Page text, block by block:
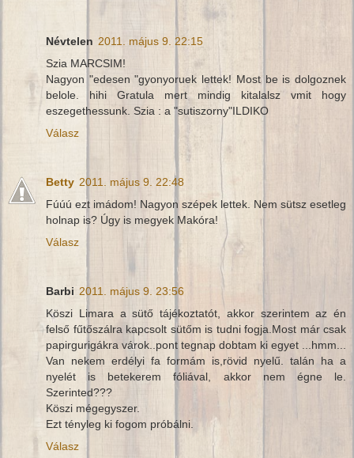
Névtelen 2011. május 9. 22:15
Szia MARCSIM!
Nagyon "edesen "gyonyoruek lettek! Most be is dolgoznek
belole. hihi Gratula mert mindig kitalalsz vmit hogy
eszegethessunk. Szia : a "sutiszorny"ILDIKO
Válasz
Betty 2011. május 9. 22:48
Fúúú ezt imádom! Nagyon szépek lettek. Nem sütsz esetleg
holnap is? Úgy is megyek Makóra!
Válasz
Barbi 2011. május 9. 23:56
Köszi Limara a sütő tájékoztatót, akkor szerintem az én
felső fűtőszálra kapcsolt sütőm is tudni fogja.Most már csak
papirgurigákra várok..pont tegnap dobtam ki egyet ...hmm...
Van nekem erdélyi fa formám is,rövid nyelű. talán ha a
nyelét is betekerem fóliával, akkor nem égne le.
Szerinted???
Köszi mégegyszer.
Ezt tényleg ki fogom próbálni.
Válasz